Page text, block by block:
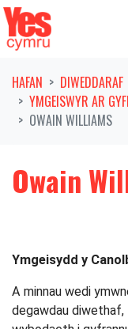
Symud ymlaen o'r llywio
HAFAN DIWEDDARAF
YMGEISWYR AR
OWAIN WILLIAMS
Owain
Ymgeisydd y
A minnau wedi
degawdau diwethaf,